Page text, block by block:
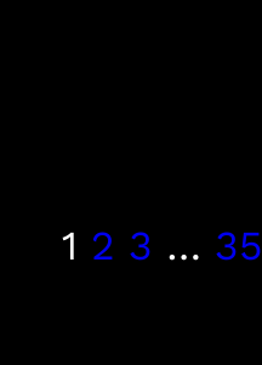
1 2 3 … 35